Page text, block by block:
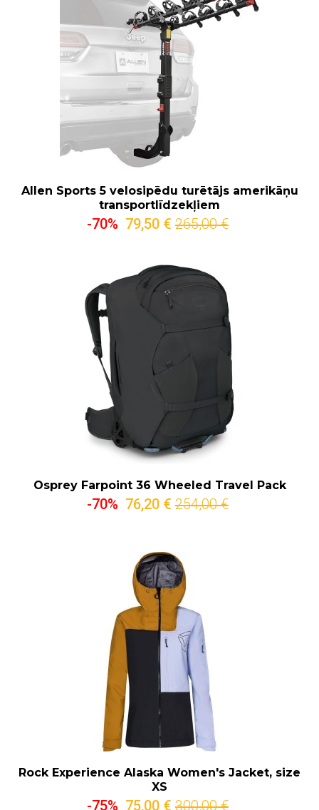
Allen Sports 5 velosipēdu turētājs amerikāņu
transportlīdzekļiem
-70% 79,50 € 265,00 €
Osprey Farpoint 36 Wheeled Travel Pack
-70% 76,20 € 254,00 €
Rock Experience Alaska Women's Jacket, size
XS
-75% 75,00 € 300,00 €